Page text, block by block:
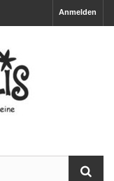
Anmelden